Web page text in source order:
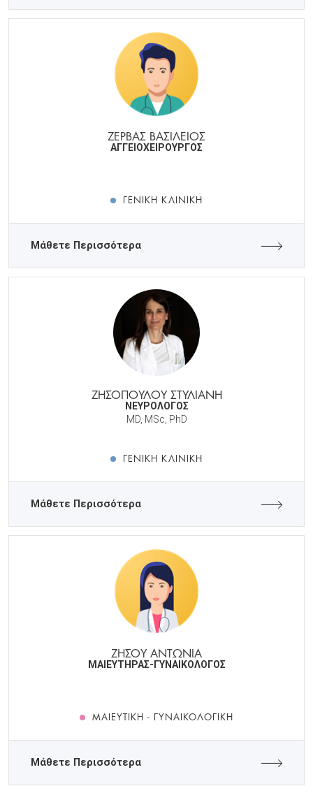
ΖΕΡΒΑΣ ΒΑΣΙΛΕΙΟΣ
ΑΓΓΕΙΟΧΕΙΡΟΥΡΓΟΣ
ΓΕΝΙΚΉ ΚΛΙΝΙΚΉ
Μάθετε Περισσότερα
ΖΗΣΟΠΟΥΛΟΥ ΣΤΥΛΙΑΝΗ
ΝΕΥΡΟΛΟΓΟΣ
MD, MSc, PhD
ΓΕΝΙΚΉ ΚΛΙΝΙΚΉ
Μάθετε Περισσότερα
ΖΗΣΟΥ ΑΝΤΩΝΙΑ
ΜΑΙΕΥΤΗΡΑΣ-ΓΥΝΑΙΚΟΛΟΓΟΣ
ΜΑΙΕΥΤΙΚΉ - ΓΥΝΑΙΚΟΛΟΓΙΚΉ
Μάθετε Περισσότερα